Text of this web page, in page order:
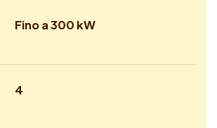
Fino a 300 kW
4